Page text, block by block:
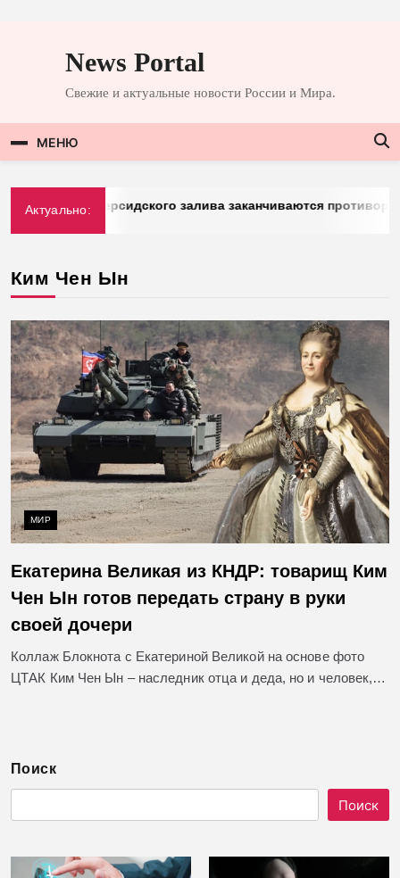
содержимомуNews Portal
Свежие и актуальные новости России и Мира.
МЕНЮ
Актуально:
у стран Персидского залива заканчиваются
Ким Чен Ын
МИР
Екатерина Великая из КНДР: товарищ Ким
Чен Ын готов передать страну в руки
своей дочери
Коллаж Блокнота с Екатериной Великой на основе фото
ЦТАК Ким Чен Ын – наследник отца и деда, но и человек,…
Поиск
Поиск